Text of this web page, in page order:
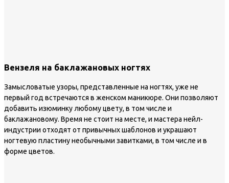
Вензеля на баклажановых ногтях
Замысловатые узоры, представленные на ногтях, уже не
первый год встречаются в женском маникюре. Они позволяют
добавить изюминку любому цвету, в том числе и
баклажановому. Время не стоит на месте, и мастера нейл-
индустрии отходят от привычных шаблонов и украшают
ногтевую пластину необычными завитками, в том числе и в
форме цветов.